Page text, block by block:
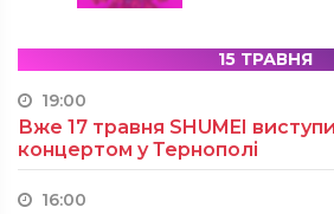
15 ТРАВНЯ
19:00
Вже 17 травня SHUMEI
концертом у Тернополі
16:00